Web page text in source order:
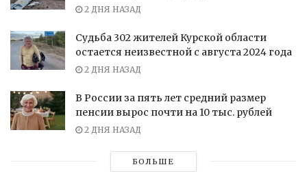
2 ДНЯ НАЗАД
Судьба 302 жителей Курской области
остается неизвестной с августа 2024 года
2 ДНЯ НАЗАД
В России за пять лет средний размер
пенсии вырос почти на 10 тыс. рублей
2 ДНЯ НАЗАД
БОЛЬШЕ